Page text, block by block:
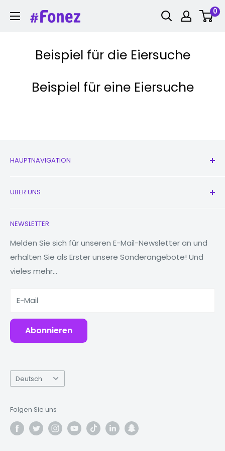
Inhalt
Fonez 0
Beispiel für die Eiersuche
Beispiel für eine Eiersuche
HAUPTNAVIGATION
Neu
Uhren
MacBooks
Tablets
Powerbanks
ÜBER UNS
Unsere Geschichte
Reduzieren, wiederverwenden, recyceln
Warum Fonez?
NEWSLETTER
Melden Sie sich für unseren E-Mail-Newsletter an und
erhalten Sie als Erster unsere Sonderangebote! Und
vieles mehr...
E-Mail
Abonnieren
Sprache
Deutsch
Folgen Sie uns